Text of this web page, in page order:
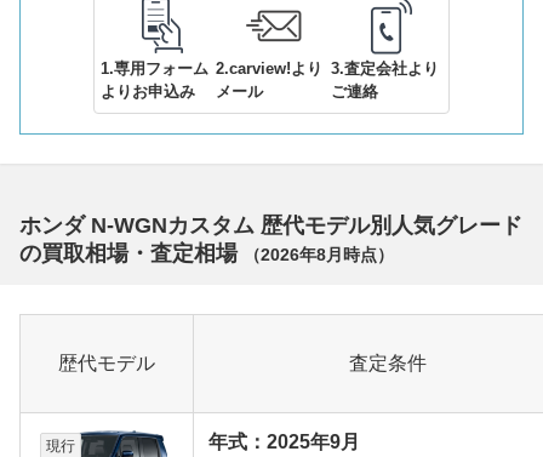
1.専用フォーム
よりお申込み
2.carview!より
メール
3.査定会社より
ご連絡
ホンダ N-WGNカスタム 歴代モデル別人気グレード
の買取相場・査定相場
（2026年8月 時点）
歴代モデル 査定条件
現行
年式：2025年9月